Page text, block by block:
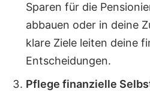
Sparen für die
abbauen oder in deine
klare Ziele leiten deine
Entscheidungen.
Pflege finanzielle